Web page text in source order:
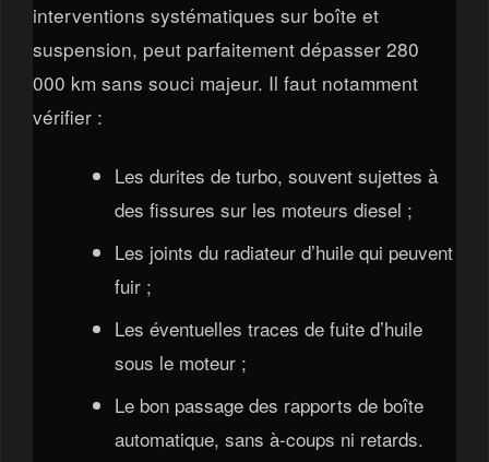
interventions systématiques sur boîte et
suspension, peut parfaitement dépasser 280
000 km sans souci majeur. Il faut notamment
vérifier :
Les durites de turbo, souvent sujettes à
des fissures sur les moteurs diesel ;
Les joints du radiateur d’huile qui peuvent
fuir ;
Les éventuelles traces de fuite d’huile
sous le moteur ;
Le bon passage des rapports de boîte
automatique, sans à-coups ni retards.